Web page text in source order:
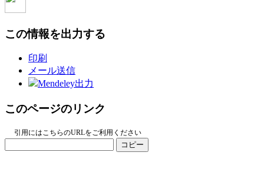
この情報を出力する
印刷
メール送信
Mendeley出力
このページのリンク
引用にはこちらのURLをご利用ください
コピー